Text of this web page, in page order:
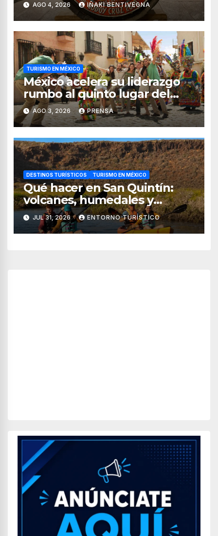
AGO 4, 2026 IÑAKI BENTIVEGNA
TURISMO EN MÉXICO
México acelera su liderazgo
rumbo al quinto lugar del
turismo mundial
AGO 3, 2026 PRENSA
DESTINOS TURÍSTICOS TURISMO EN MÉXICO
Qué hacer en San Quintín:
volcanes, humedales y
sabores del mar
JUL 31, 2026 ENTORNO TURÍSTICO